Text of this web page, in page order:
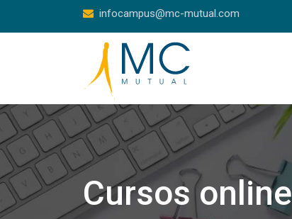
infocampus@mc-mutual.com
Cursos online